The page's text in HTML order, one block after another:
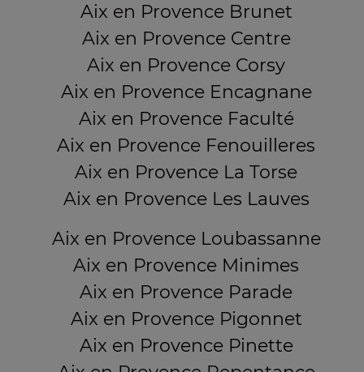
Aix en Provence Brunet
Aix en Provence Centre
Aix en Provence Corsy
Aix en Provence Encagnane
Aix en Provence Faculté
Aix en Provence Fenouilleres
Aix en Provence La Torse
Aix en Provence Les Lauves
Aix en Provence Loubassanne
Aix en Provence Minimes
Aix en Provence Parade
Aix en Provence Pigonnet
Aix en Provence Pinette